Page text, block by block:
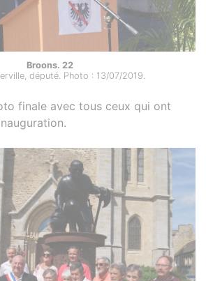
Broons. 22
député. Photo : 13/07/2019.
finale avec tous ceux qui ont